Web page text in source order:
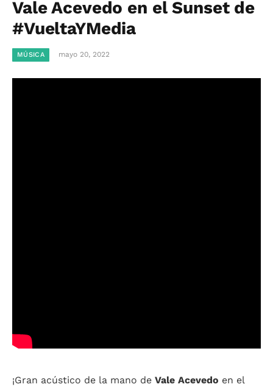
Vale Acevedo en el Sunset de
#VueltaYMedia
MÚSICA mayo 20, 2022
¡Gran acústico de la mano de Vale Acevedo en el